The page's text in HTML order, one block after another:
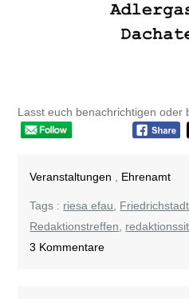
Lasst euch benachrichtigen oder
Veranstaltungen Ehrenamt
Tags : riesa efau Friedrichstadt
Redaktionstreffen
3 Kommentarezu